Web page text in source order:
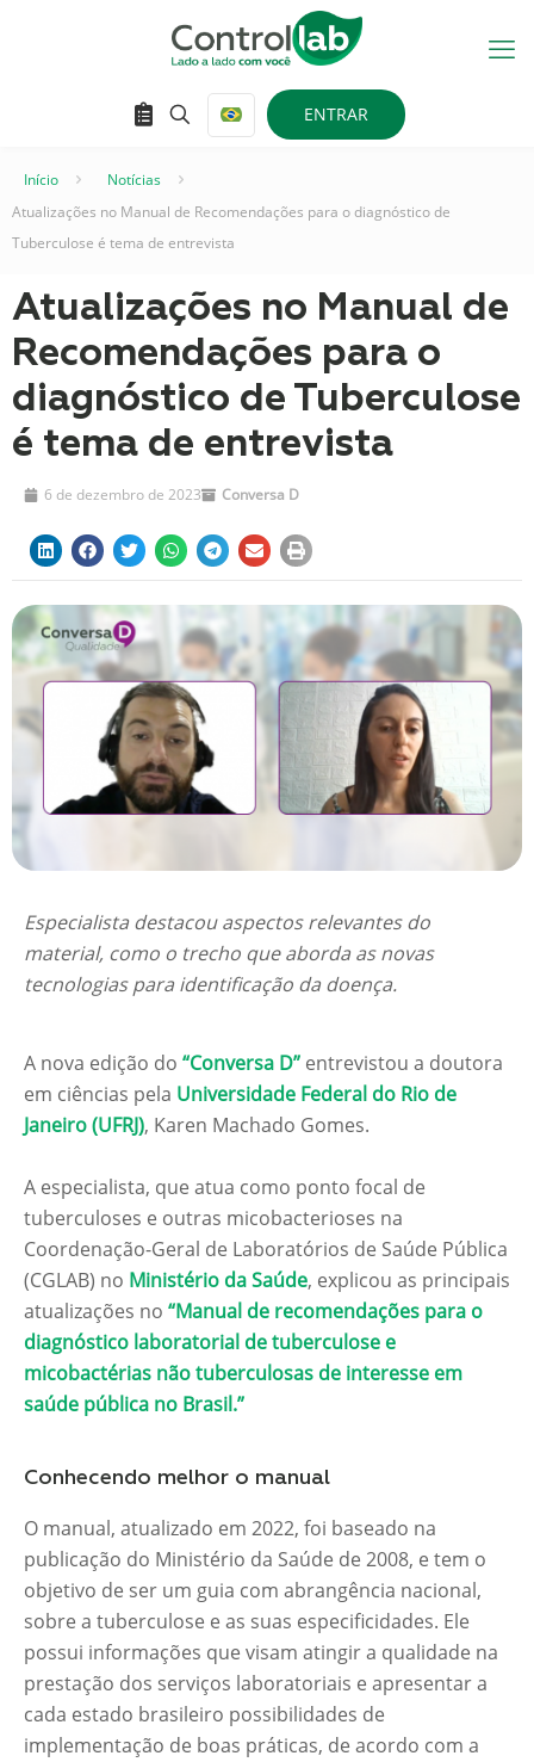
ENTRAR
Início Notícias
Atualizações no Manual de Recomendações para o diagnóstico de
Tuberculose é tema de entrevista
Atualizações no Manual de
Recomendações para o
diagnóstico de Tuberculose
é tema de entrevista
6 de dezembro de 2023 Conversa D
Especialista destacou aspectos relevantes do
material, como o trecho que aborda as novas
tecnologias para identificação da doença.
A nova edição do “Conversa D” entrevistou a doutora
em ciências pela Universidade Federal do Rio de
Janeiro (UFRJ), Karen Machado Gomes.
A especialista, que atua como ponto focal de
tuberculoses e outras micobacterioses na
Coordenação-Geral de Laboratórios de Saúde Pública
(CGLAB) no Ministério da Saúde, explicou as principais
atualizações no “Manual de recomendações para o
diagnóstico laboratorial de tuberculose e
micobactérias não tuberculosas de interesse em
saúde pública no Brasil.”
Conhecendo melhor o manual
O manual, atualizado em 2022, foi baseado na
publicação do Ministério da Saúde de 2008, e tem o
objetivo de ser um guia com abrangência nacional,
sobre a tuberculose e as suas especificidades. Ele
possui informações que visam atingir a qualidade na
prestação dos serviços laboratoriais e apresentar a
cada estado brasileiro possibilidades de
implementação de boas práticas, de acordo com a